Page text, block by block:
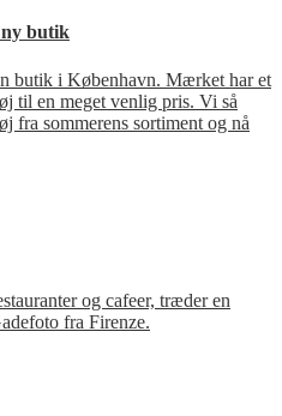
ny butik
butik i København. Mærket har et
til en meget venlig pris. Vi så
fra sommerens sortiment og nå
og cafeer, træder en
fra Firenze.